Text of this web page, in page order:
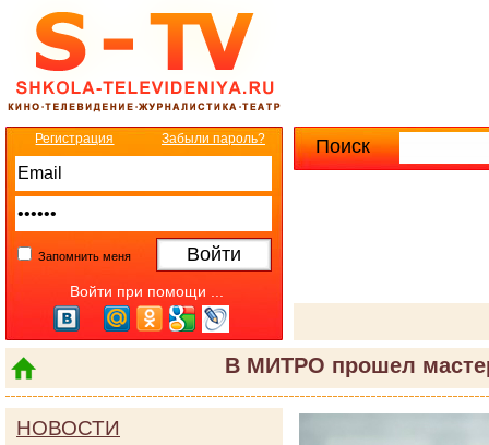
Поиск
В МИТРО прошел
Регистрация Забыли пароль?
Запомнить меня
Войти при помощи ...
НОВОСТИ